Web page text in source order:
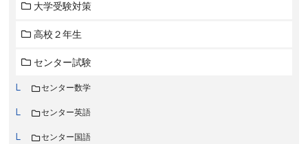
大学受験対策
高校２年生
センター試験
センター数学
センター英語
センター国語